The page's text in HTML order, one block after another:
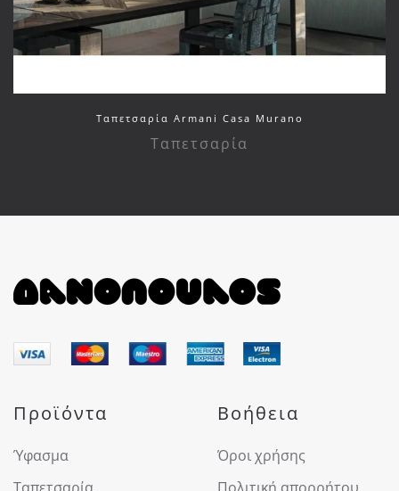
Ταπετσαρία Armani Casa Murano
Ταπετσαρία
Προϊόντα
Ύφασμα
Βοήθεια
Όροι χρήσης